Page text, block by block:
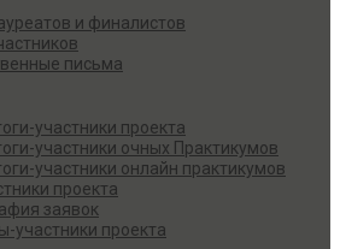
и финалистов
письма
участники проекта
участники очных Практикумов
участники онлайн практикумов
проекта
заявок
участники проекта